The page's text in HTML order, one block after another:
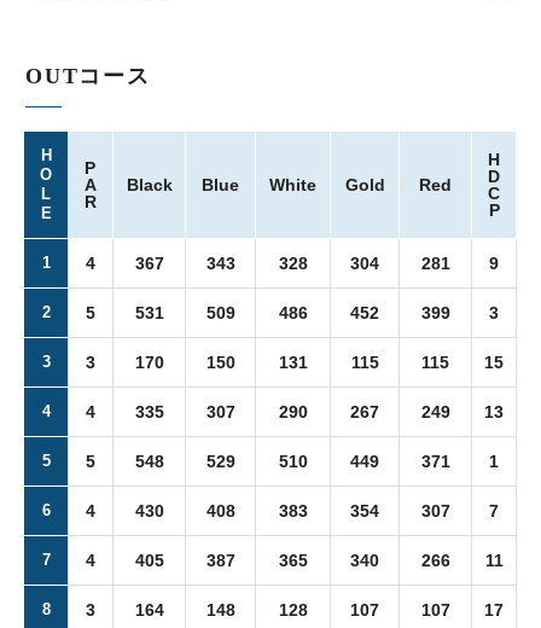
OUTコース
H
O
L
E
P
A
R
Black Blue White Gold Red
H
D
C
P
1 4 367 343 328 304 281 9
2 5 531 509 486 452 399 3
3 3 170 150 131 115 115 15
4 4 335 307 290 267 249 13
5 5 548 529 510 449 371 1
6 4 430 408 383 354 307 7
7 4 405 387 365 340 266 11
8 3 164 148 128 107 107 17